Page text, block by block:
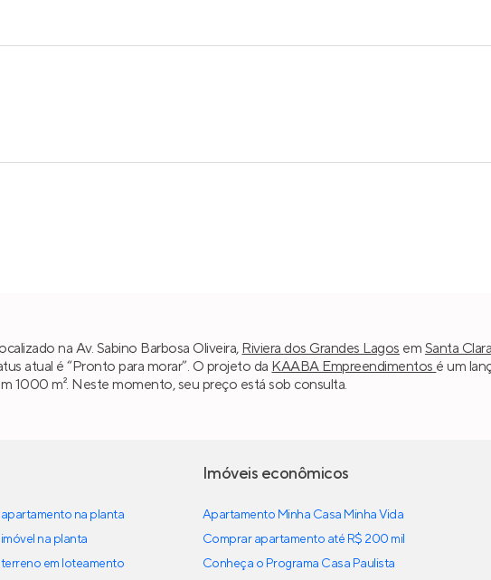
na Av. Sabino Barbosa Oliveira, Riviera dos Grandes Lagos em Santa
atual é “Pronto para morar”. O projeto da KAABA Empreendimentos é um
1000 m². Neste momento, seu preço está sob consulta.
na planta
na planta
em loteamento
Imóveis econômicos
Apartamento Minha Casa Minha Vida
Comprar apartamento até R$ 200 mil
Conheça o Programa Casa Paulista